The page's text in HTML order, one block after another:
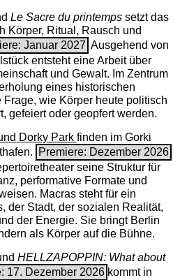
Le Sacre du printempssetzt das
Körper, Ritual, Rausch und
Januar 2027 Ausgehend von
entsteht eine Arbeit über
und Gewalt. Im Zentrum
eines historischen
Frage, wie Körper heute politisch
gefeiert oder geopfert werden.
Dorky Park finden im Gorki
Premiere: Dezember 2026
seine Struktur für
performative Formate und
Macras steht für ein
der Stadt, der sozialen Realität,
der Energie. Sie bringt Berlin
als Körper auf die Bühne.
HELLZAPOPPIN: What about
17. Dezember 2026 kommt in